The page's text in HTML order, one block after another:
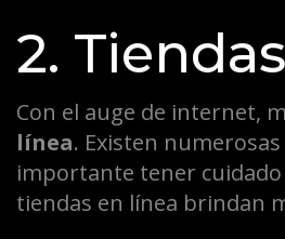
2.
Con el auge de internet,
línea. Existen
importante tener
tiendas en línea brindan